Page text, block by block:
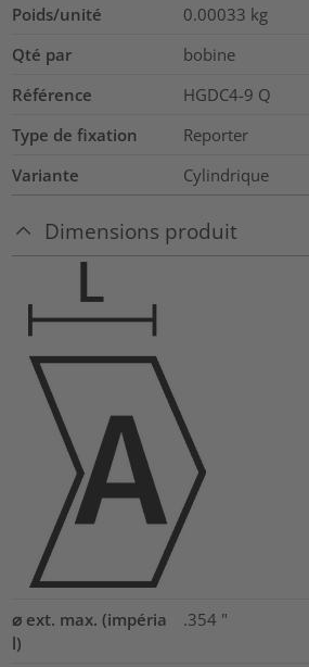
Poids/unité
0.00033 kg
Qté par
bobine
Référence
HGDC4-9 Q
Type de fixation
Reporter
Variante
Cylindrique
Dimensions produit
⌀ ext. max. (impéria
l)
.354 "